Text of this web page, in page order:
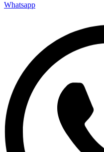
Whatsapp